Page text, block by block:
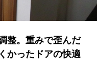
整。重みで歪んだ
かったドアの快適